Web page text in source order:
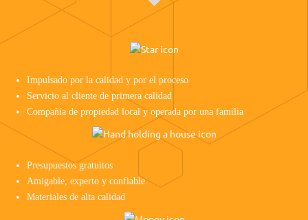
Impulsado por la calidad y por el proceso
Servicio al cliente de primera calidad
Compañía de propiedad local y operada por una familia
Presupuestos gratuitos
Amigable, experto y confiable
Materiales de alta calidad